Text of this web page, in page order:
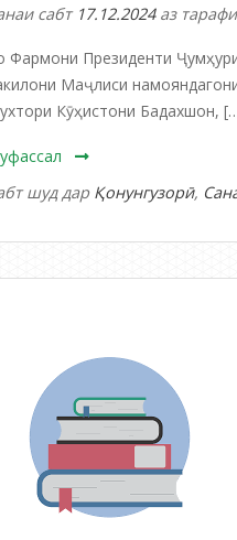
сабт 17.12.2024аз тарафи
Фармони Президенти
Маҷлиси
Кӯҳистони Бадахшон,
шуд дар Қонунгузорӣ,